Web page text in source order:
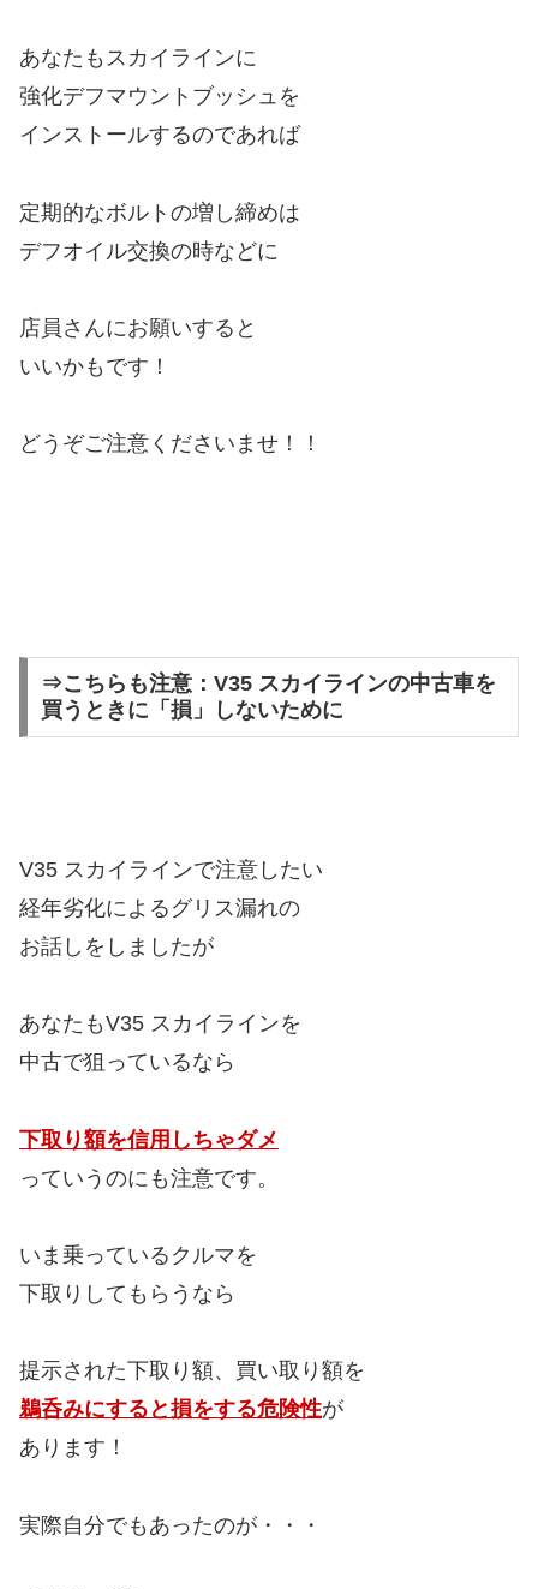
あなたもスカイラインに
強化デフマウントブッシュを
インストールするのであれば
定期的なボルトの増し締めは
デフオイル交換の時などに
店員さんにお願いすると
いいかもです！
どうぞご注意くださいませ！！
⇒こちらも注意：V35 スカイラインの中古車を
買うときに「損」しないために
V35 スカイラインで注意したい
経年劣化によるグリス漏れの
お話しをしましたが
あなたもV35 スカイラインを
中古で狙っているなら
下取り額を信用しちゃダメ
っていうのにも注意です。
いま乗っているクルマを
下取りしてもらうなら
提示された下取り額、買い取り額を
鵜呑みにすると損をする危険性が
あります！
実際自分でもあったのが・・・